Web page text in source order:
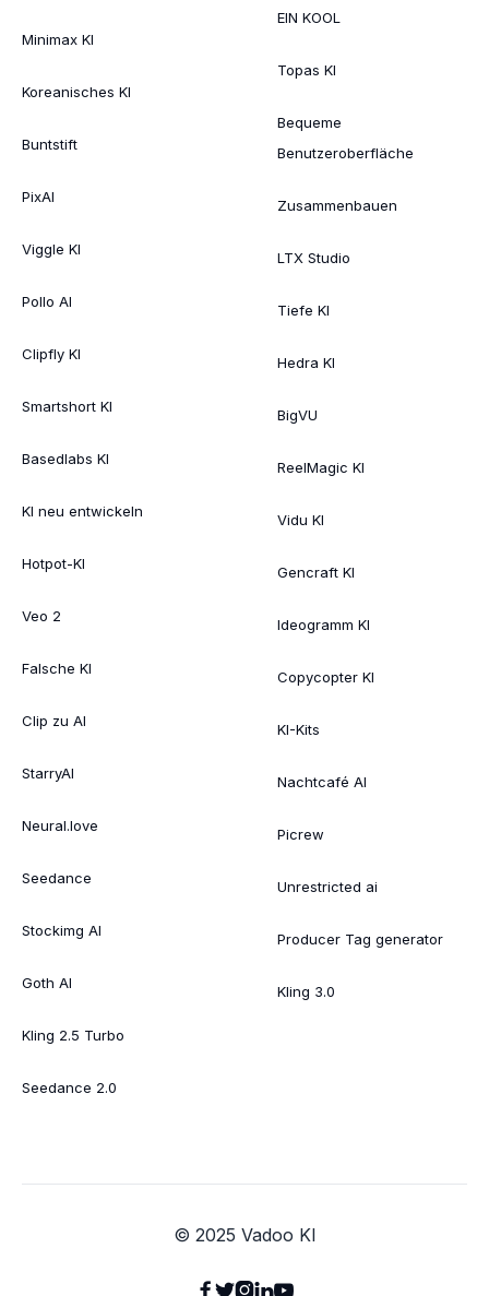
Minimax KI
Koreanisches KI
Buntstift
PixAI
Viggle KI
Pollo AI
Clipfly KI
Smartshort KI
Basedlabs KI
KI neu entwickeln
Hotpot-KI
Veo 2
Falsche KI
Clip zu AI
StarryAI
Neural.love
Seedance
Stockimg AI
Goth AI
Kling 2.5 Turbo
Seedance 2.0
EIN KOOL
Topas KI
Bequeme
Benutzeroberfläche
Zusammenbauen
LTX Studio
Tiefe KI
Hedra KI
BigVU
ReelMagic KI
Vidu KI
Gencraft KI
Ideogramm KI
Copycopter KI
KI-Kits
Nachtcafé AI
Picrew
Unrestricted ai
Producer Tag generator
Kling 3.0
© 2025 Vadoo KI
 